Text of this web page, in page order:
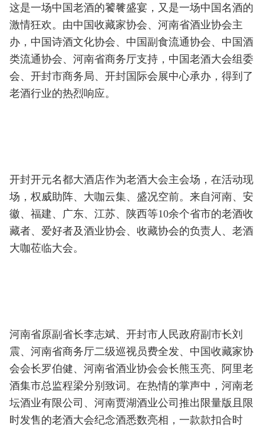
这是一场中国老酒的饕餮盛宴，又是一场中国名酒的
激情狂欢。由中国收藏家协会、河南省酒业协会主
办，中国诗酒文化协会、中国副食流通协会、中国酒
类流通协会、河南省商务厅支持，中国老酒大会组委
会、开封市商务局、开封国际会展中心承办，得到了
老酒行业的热烈响应。
开封开元名都大酒店作为老酒大会主会场，在活动现
场，权威助阵、大咖云集、盛况空前。来自河南、安
徽、福建、广东、江苏、陕西等10余个省市的老酒收
藏者、爱好者及酒业协会、收藏协会的负责人、老酒
大咖莅临大会。
河南省原副省长李志斌、开封市人民政府副市长刘
震、河南省商务厅二级巡视员费全发、中国收藏家协
会会长罗伯健、河南省酒业协会会长熊玉亮、阿里老
酒集市总监程梁分别致词。在热情的掌声中，河南老
坛酒业有限公司、河南贾湖酒业公司推出限量版且限
时发售的老酒大会纪念酒悉数亮相，一款款扣合时